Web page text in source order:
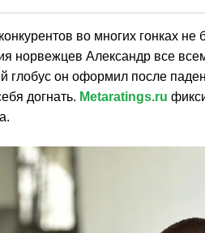
во многих гонках
норвежцев Александр все
глобус он оформил после
догнать. Metaratings.ru